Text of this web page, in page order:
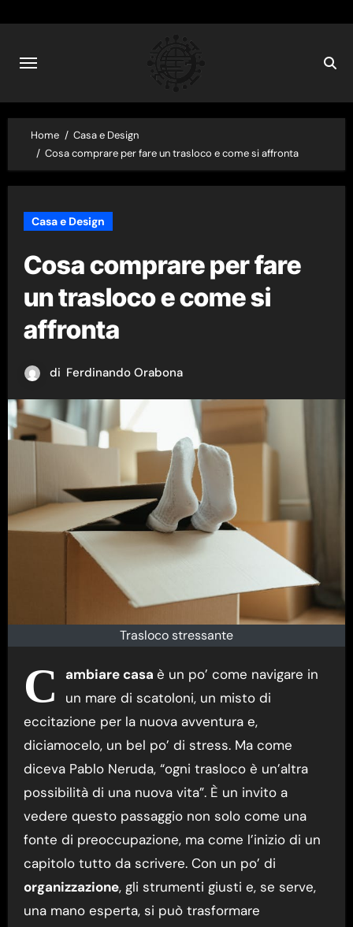
content
Home
Casa e Design
Cosa comprare per fare un trasloco e come si affronta
Casa e Design
Cosa comprare per fare
un trasloco e come si
affronta
di Ferdinando Orabona
Trasloco stressante
C ambiare casa è un po’ come navigare in
un mare di scatoloni, un misto di
eccitazione per la nuova avventura e,
diciamocelo, un bel po’ di stress. Ma come
diceva Pablo Neruda, “ogni trasloco è un’altra
possibilità di una nuova vita”. È un invito a
vedere questo passaggio non solo come una
fonte di preoccupazione, ma come l’inizio di un
capitolo tutto da scrivere. Con un po’ di
organizzazione, gli strumenti giusti e, se serve,
una mano esperta, si può trasformare